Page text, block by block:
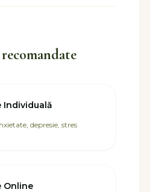
Individuală
depresie, stres
Online